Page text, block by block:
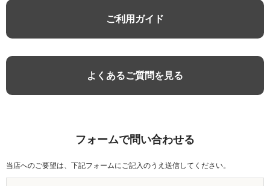
ご利用ガイド
よくあるご質問を見る
フォームで問い合わせる
当店へのご要望は、下記フォームにご記入のうえ送信してください。